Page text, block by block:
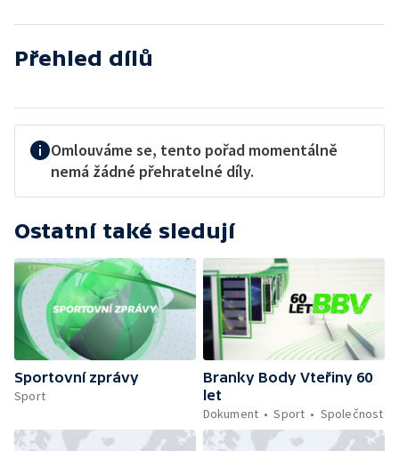
Přehled dílů
Omlouváme se, tento pořad momentálně
nemá žádné přehratelné díly.
Ostatní také sledují
Sportovní zprávy
Sport
Branky Body Vteřiny 60
let
Dokument
Sport Společnost